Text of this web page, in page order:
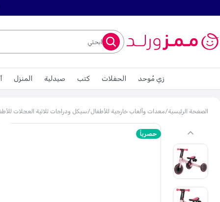
ابحثي
المنزل صيدلية كتب الحفلات زي مُوحد
الصفحة الرئيسية/معدات وألعاب خارجية للأطفال/سيكل ودراجات ثلاثية العجلات previous
حصرياً